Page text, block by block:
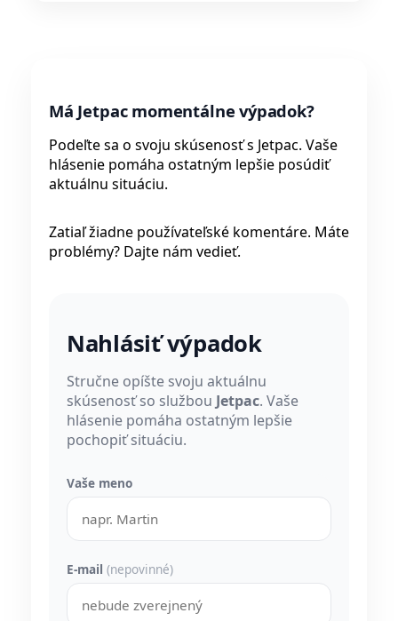
Má Jetpac momentálne výpadok?
Podeľte sa o svoju skúsenosť s Jetpac. Vaše
hlásenie pomáha ostatným lepšie posúdiť
aktuálnu situáciu.
Zatiaľ žiadne používateľské komentáre. Máte
problémy? Dajte nám vedieť.
Nahlásiť výpadok
Stručne opíšte svoju aktuálnu
skúsenosť so službou Jetpac. Vaše
hlásenie pomáha ostatným lepšie
pochopiť situáciu.
Vaše meno
E-mail (nepovinné)